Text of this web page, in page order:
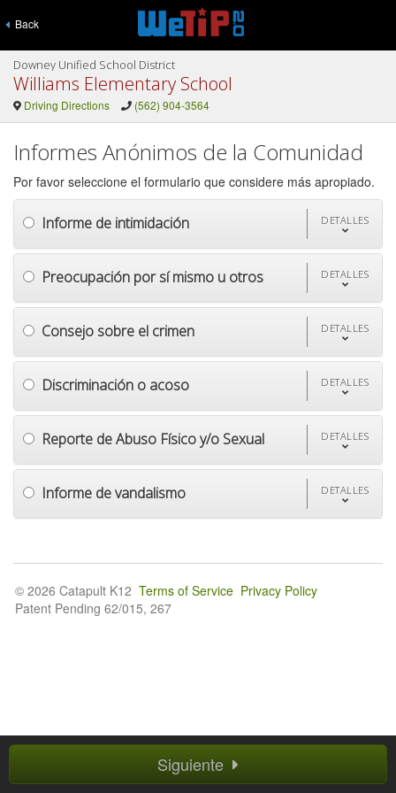
Back
Downey Unified School District
Williams Elementary School
Driving Directions (562) 904-3564
Informes Anónimos de la Comunidad
Por favor seleccione el formulario que considere más apropiado.
Informe de intimidación DETALLES
Preocupación por sí mismo u otros DETALLES
Consejo sobre el crimen DETALLES
Discriminación o acoso DETALLES
Reporte de Abuso Físico y/o Sexual DETALLES
Informe de vandalismo DETALLES
Siguiente
© 2026 Catapult K12 Terms of Service Privacy Policy
Patent Pending 62/015, 267